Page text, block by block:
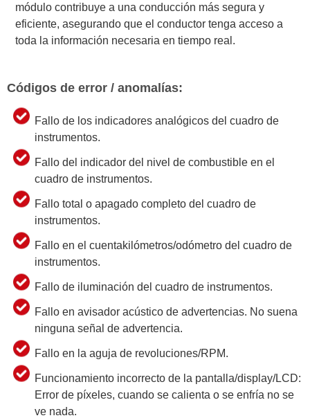
módulo contribuye a una conducción más segura y
eficiente, asegurando que el conductor tenga acceso a
toda la información necesaria en tiempo real.
Códigos de error / anomalías:
Fallo de los indicadores analógicos del cuadro de
instrumentos.
Fallo del indicador del nivel de combustible en el
cuadro de instrumentos.
Fallo total o apagado completo del cuadro de
instrumentos.
Fallo en el cuentakilómetros/odómetro del cuadro de
instrumentos.
Fallo de iluminación del cuadro de instrumentos.
Fallo en avisador acústico de advertencias. No suena
ninguna señal de advertencia.
Fallo en la aguja de revoluciones/RPM.
Funcionamiento incorrecto de la pantalla/display/LCD:
Error de píxeles, cuando se calienta o se enfría no se
ve nada.